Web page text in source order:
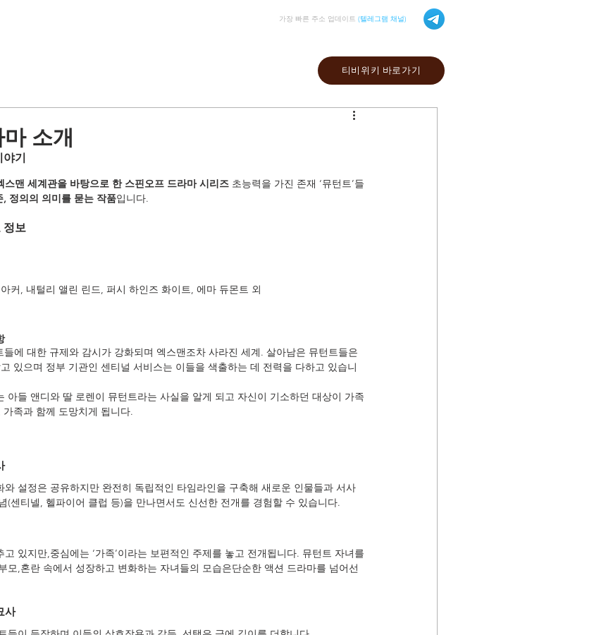
가장 빠른 주소 업데이트 (텔레그램 채널)
티비위키 바로가기
소개
야기
스맨 세계관을 바탕으로 한 스핀오프 드라마 시리즈 초능력을 가진 존재 ‘뮤턴트’들
, 정의의 의미를 묻는 작품입니다.
정보
커, 내털리 앨린 린드, 퍼시 하인즈 화이트, 에마 듀몬트 외
들에 대한 규제와 감시가 강화되며 엑스맨조차 사라진 세계. 살아남은 뮤턴트들은
있으며 정부 기관인 센티널 서비스는 이들을 색출하는 데 전력을 다하고 있습니
아들 앤디와 딸 로렌이 뮤턴트라는 사실을 알게 되고 자신이 기소하던 대상이 가족
족과 함께 도망치게 됩니다.
와 설정은 공유하지만 완전히 독립적인 타임라인을 구축해 새로운 인물들과 서사
(센티넬, 헬파이어 클럽 등)을 만나면서도 신선한 전개를 경험할 수 있습니다.
있지만,중심에는 ‘가족’이라는 보편적인 주제를 놓고 전개됩니다. 뮤턴트 자녀를
모,혼란 속에서 성장하고 변화하는 자녀들의 모습은단순한 액션 드라마를 넘어선
사